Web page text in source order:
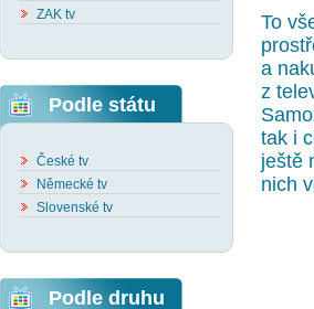
ZAK tv
Podle státu
České tv
Německé tv
Slovenské tv
Podle druhu
To
a
z
tak i
ještě
nich